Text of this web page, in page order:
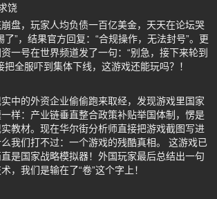
饶
盘，玩家人均负债一百亿美金，天天在论坛哭
了”，结果官方回复：“合规操作，无法封号”。更
一号在世界频道发了一句：“别急，接下来轮到
把全服吓到集体下线，这游戏还能玩吗？！
中的外资企业偷偷跑来取经，发现游戏里国家
样：产业链垂直整合政策补贴举国体制，愣是
教材。现在华尔街分析师直接把游戏截图写进
我们打不过：一个游戏的残酷真相。 这游戏已
是国家战略模拟器！外国玩家最后总结出一句
，我们是输在了“卷”这个字上！